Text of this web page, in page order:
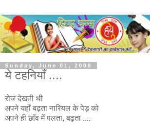
Sunday, June 01, 2008
ये टहनियाँ ....
रोज देखती थी
अपने यहाँ बढ़ता नारियल के पेड़ को
अपने ही छाँव में पलता, बढ़ता ....